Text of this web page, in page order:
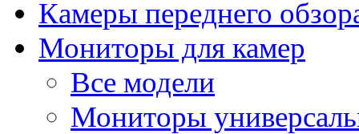
Камеры переднего
Мониторы для камер
Все модели
Мониторы